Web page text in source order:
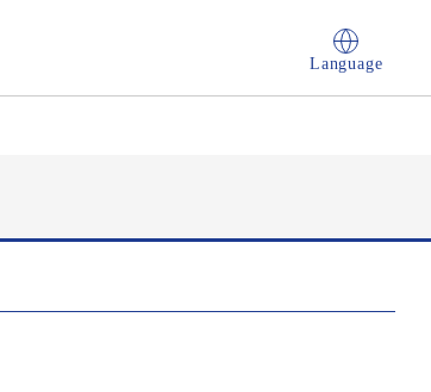
Language